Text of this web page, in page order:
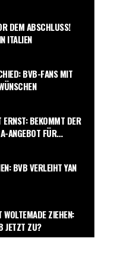
DEM ABSCHLUSS!
ITALIEN
BVB-FANS MIT
ERNST: BEKOMMT DER
ANGEBOT FÜR
BVB VERLEIHT YAN
WOLTEMADE ZIEHEN:
JETZT ZU?